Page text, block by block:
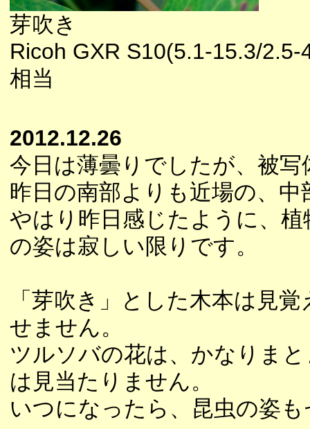
芽吹き
Ricoh GXR S10(5.1-15.3/2.5-
相当
2012.12.26
今日は薄曇りでしたが、被
昨日の南部よりも近場の、
やはり昨日感じたように、
の姿は寂しい限りです。
「芽吹き」とした木本は見
せません。
ツルソバの花は、かなりま
は見当たりません。
いつになったら、昆虫の姿